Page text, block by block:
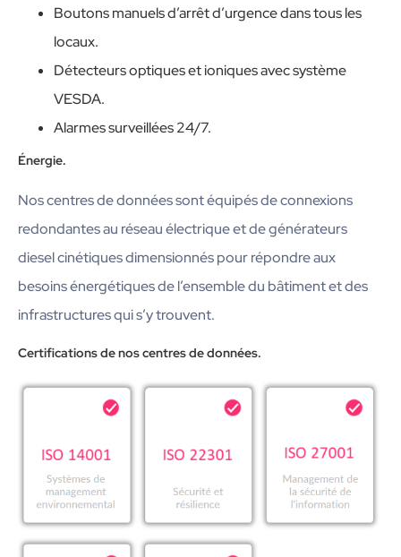
Boutons manuels d’arrêt d’urgence dans tous les
locaux.
Détecteurs optiques et ioniques avec système
VESDA.
Alarmes surveillées 24/7.
Énergie.
Nos centres de données sont équipés de connexions
redondantes au réseau électrique et de générateurs
diesel cinétiques dimensionnés pour répondre aux
besoins énergétiques de l’ensemble du bâtiment et des
infrastructures qui s’y trouvent.
Certifications de nos centres de données.